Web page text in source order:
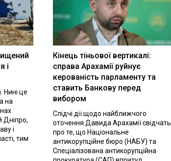
і
Нині це
на
Дніпро,
і
тим
Кінець тіньової вертикалі:
справа Арахамії руйнує
керованість парламенту та
ставить Банкову перед
вибором
Слідчі дії щодо найближчого
оточення Давида Арахамії свідчать
про те, що Національне
антикорупційне бюро (НАБУ) та
Спеціалізована антикорупційна